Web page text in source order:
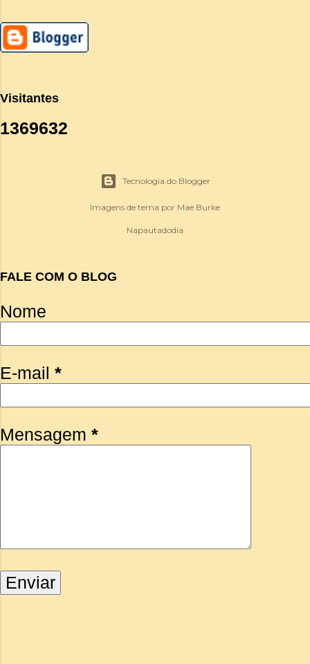
Visitantes
1369632
Tecnologia do Blogger
Imagens de tema por Mae Burke
Napautadodia
FALE COM O BLOG
Nome
E-mail *
Mensagem *